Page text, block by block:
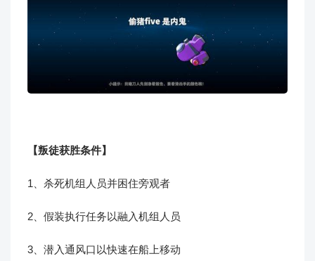
【叛徒获胜条件】
1、杀死机组人员并困住旁观者
2、假装执行任务以融入机组人员
3、潜入通风口以快速在船上移动